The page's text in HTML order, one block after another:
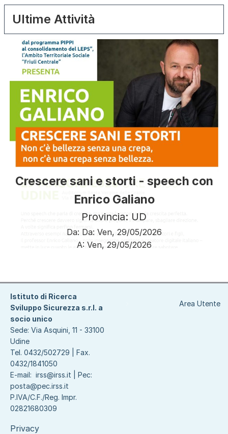
Ultime Attività
Crescere sani e storti - speech con
Enrico Galiano
Provincia: UD
Da: Da: Ven, 29/05/2026
A: Ven, 29/05/2026
Area Utente
Istituto di Ricerca
Sviluppo Sicurezza s.r.l. a
socio unico
Sede: Via Asquini, 11 - 33100
Udine
Tel. 0432/502729 | Fax.
0432/1841050
E-mail: irss@irss.it | Pec:
posta@pec.irss.it
P.IVA/C.F./Reg. Impr.
02821680309
Privacy